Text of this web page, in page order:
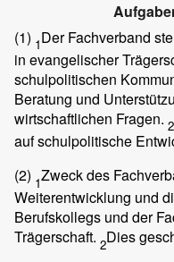
(1) 1Der Fachverband
in evangelischer
schulpolitischen
Beratung und
wirtschaftlichen Fragen. 2
auf schulpolitische
(2) 1Zweck des
Weiterentwicklung und
Berufskollegs und der
Trägerschaft. 2Dies